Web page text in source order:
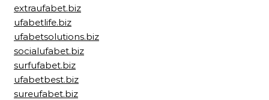
extraufabet.biz
ufabetlife.biz
ufabetsolutions.biz
socialufabet.biz
surfufabet.biz
ufabetbest.biz
sureufabet.biz